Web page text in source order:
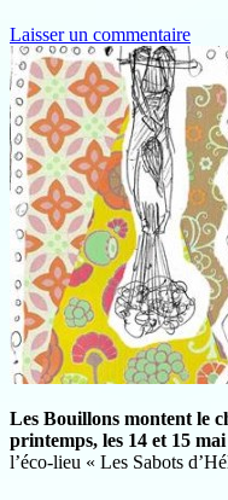
Laisser un commentaire
Les Bouillons montent le
printemps, les 14 et 15
l’éco-lieu « Les Sabots